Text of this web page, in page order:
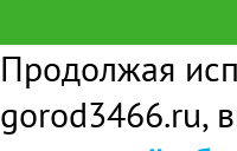
Продолжая
gorod3466.ru,